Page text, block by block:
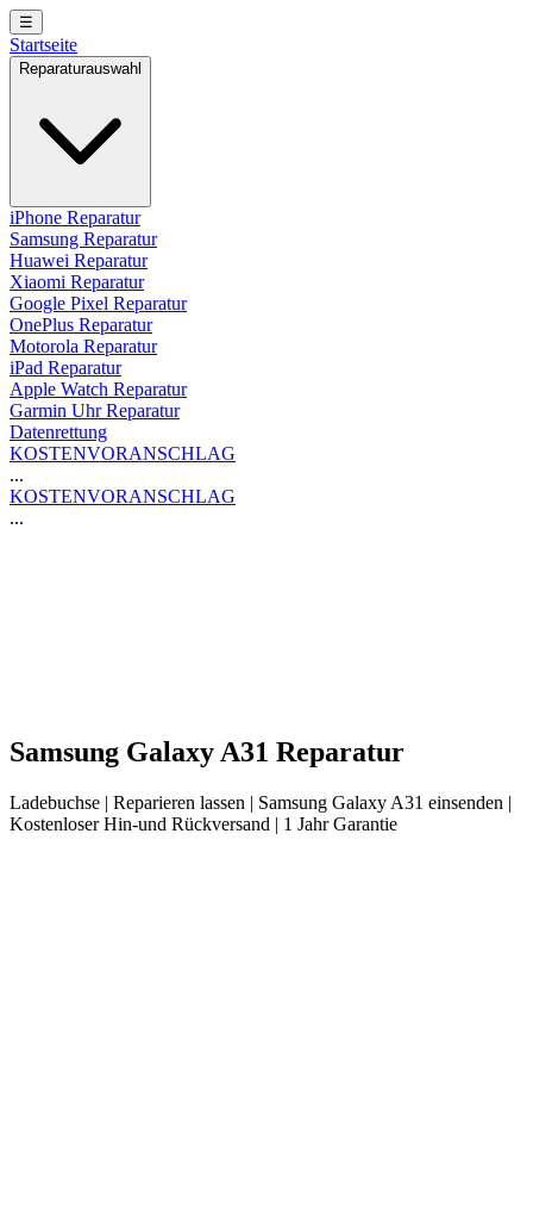
☰
Startseite
Reparaturauswahl
iPhone Reparatur
Samsung Reparatur
Huawei Reparatur
Xiaomi Reparatur
Google Pixel Reparatur
OnePlus Reparatur
Motorola Reparatur
iPad Reparatur
Apple Watch Reparatur
Garmin Uhr Reparatur
Datenrettung
KOSTENVORANSCHLAG
...
KOSTENVORANSCHLAG
...
Samsung Galaxy A31 Reparatur
Ladebuchse | Reparieren lassen | Samsung Galaxy A31 einsenden |
Kostenloser Hin-und Rückversand | 1 Jahr Garantie